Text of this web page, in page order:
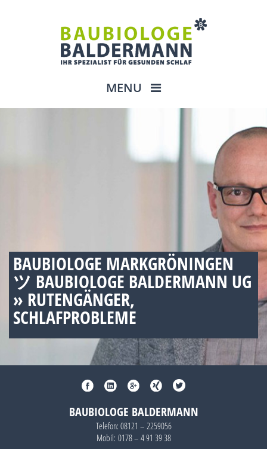
MENU
BAUBIOLOGE MARKGRÖNINGEN
ツ BAUBIOLOGE BALDERMANN UG
» RUTENGÄNGER,
SCHLAFPROBLEME
BAUBIOLOGE BALDERMANN
Telefon: 08121 – 2259056
Mobil: 0178 – 4 91 39 38